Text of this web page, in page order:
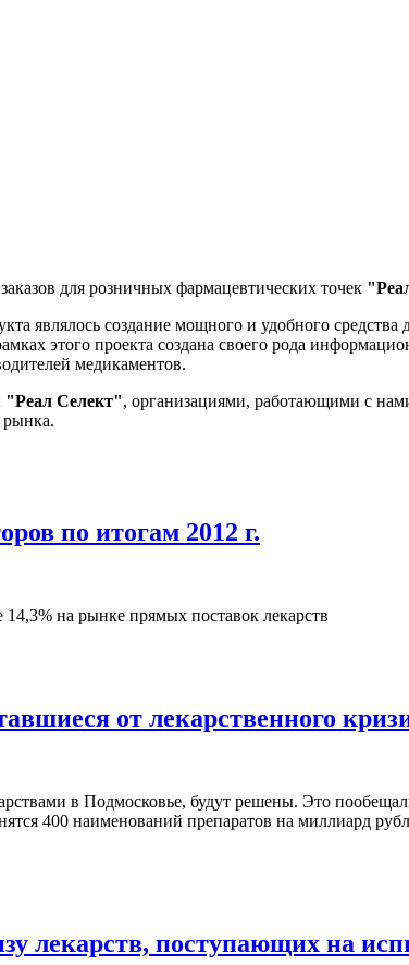
для розничных фармацевтических точек
являлось создание мощного и удобного
этого проекта создана своего рода
медикаментов.
"Реал Cелект", организациями, работающими с
рынка.
по итогам 2012 г.
на рынке прямых поставок лекарств
от лекарственного
в Подмосковье, будут решены. Это
400 наименований препаратов на миллиард
лекарств, поступающих на